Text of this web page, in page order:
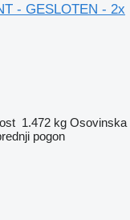
- GESLOTEN - 2x
1.472 kg Osovinska
pogon